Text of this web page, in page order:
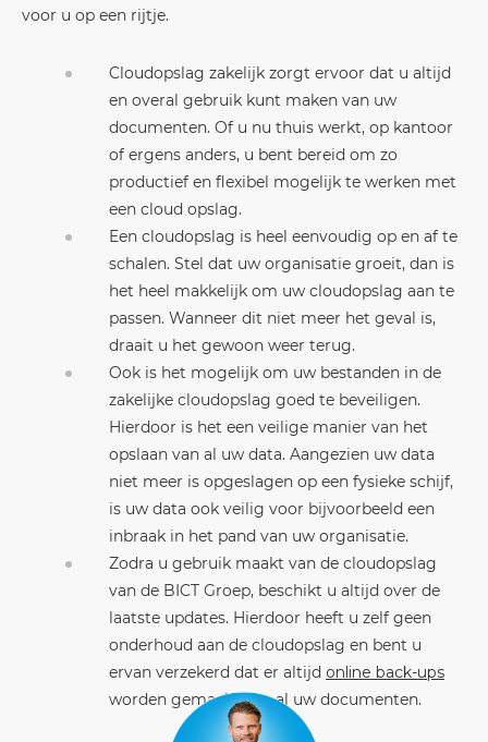
voor u op een rijtje.
Cloudopslag zakelijk zorgt ervoor dat u altijd
en overal gebruik kunt maken van uw
documenten. Of u nu thuis werkt, op kantoor
of ergens anders, u bent bereid om zo
productief en flexibel mogelijk te werken met
een cloud opslag.
Een cloudopslag is heel eenvoudig op en af te
schalen. Stel dat uw organisatie groeit, dan is
het heel makkelijk om uw cloudopslag aan te
passen. Wanneer dit niet meer het geval is,
draait u het gewoon weer terug.
Ook is het mogelijk om uw bestanden in de
zakelijke cloudopslag goed te beveiligen.
Hierdoor is het een veilige manier van het
opslaan van al uw data. Aangezien uw data
niet meer is opgeslagen op een fysieke schijf,
is uw data ook veilig voor bijvoorbeeld een
inbraak in het pand van uw organisatie.
Zodra u gebruik maakt van de cloudopslag
van de BICT Groep, beschikt u altijd over de
laatste updates. Hierdoor heeft u zelf geen
onderhoud aan de cloudopslag en bent u
ervan verzekerd dat er altijd online back-ups
worden gemaakt van al uw documenten.